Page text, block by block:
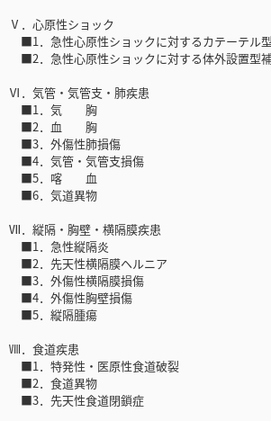
Ⅴ．心原性ショック
■1．急性心原性ショックに対するカテーテル
■2．急性心原性ショックに対する体外設置型
Ⅵ．気管・気管支・肺疾患
■1．気 胸
■2．血 胸
■3．外傷性肺損傷
■4．気管・気管支損傷
■5．喀 血
■6．気道異物
Ⅶ．縦隔・胸壁・横隔膜疾患
■1．急性縦隔炎
■2．先天性横隔膜ヘルニア
■3．外傷性横隔膜損傷
■4．外傷性胸壁損傷
■5．縦隔腫瘍
Ⅷ．食道疾患
■1．特発性・医原性食道破裂
■2．食道異物
■3．先天性食道閉鎖症